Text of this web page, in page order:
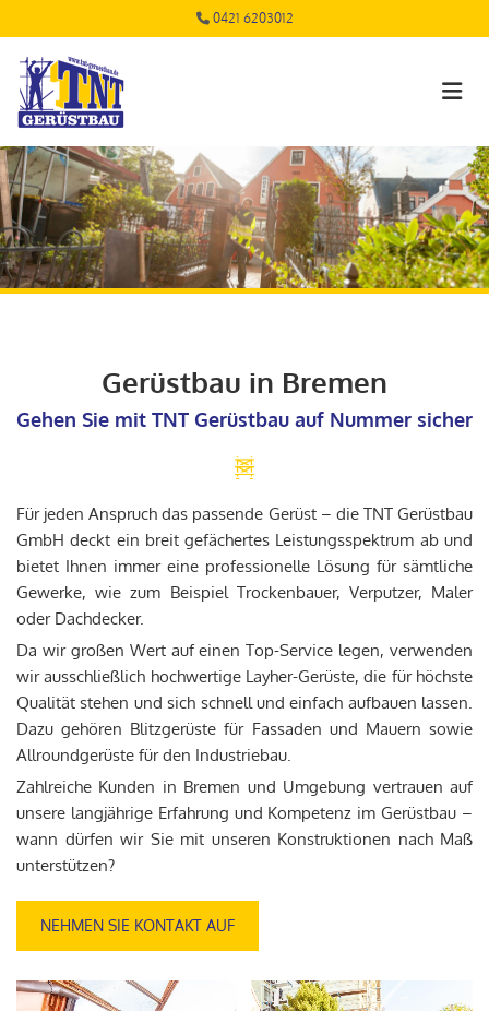
 0421 6203012
Gerüstbau in Bremen
Gehen Sie mit TNT Gerüstbau auf Nummer sicher
Für jeden Anspruch das passende Gerüst – die TNT Gerüstbau
GmbH deckt ein breit gefächertes Leistungsspektrum ab und
bietet Ihnen immer eine professionelle Lösung für sämtliche
Gewerke, wie zum Beispiel Trockenbauer, Verputzer, Maler
oder Dachdecker.
Da wir großen Wert auf einen Top-Service legen, verwenden
wir ausschließlich hochwertige Layher-Gerüste, die für höchste
Qualität stehen und sich schnell und einfach aufbauen lassen.
Dazu gehören Blitzgerüste für Fassaden und Mauern sowie
Allroundgerüste für den Industriebau.
Zahlreiche Kunden in Bremen und Umgebung vertrauen auf
unsere langjährige Erfahrung und Kompetenz im Gerüstbau –
wann dürfen wir Sie mit unseren Konstruktionen nach Maß
unterstützen?
NEHMEN SIE KONTAKT AUF